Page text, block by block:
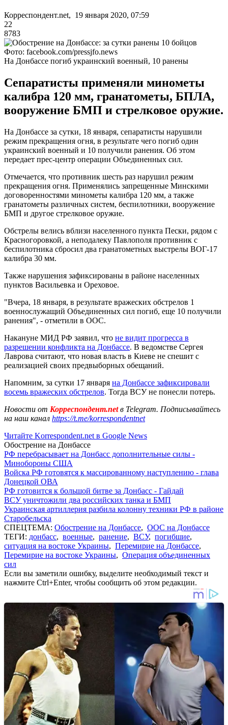
Корреспондент.net, 19 января 2020, 07:59
22
8783
Фото: facebook.com/pressjfo.news
На Донбассе погиб украинский военный, 10 ранены
Сепаратисты применяли минометы
калибра 120 мм, гранатометы, БПЛА,
вооружение БМП и стрелковое оружие.
На Донбассе за сутки, 18 января, сепаратисты нарушили
режим прекращения огня, в результате чего погиб один
украинский военный и 10 получили ранения. Об этом
передает прес-центр операции Объединенных сил.
Отмечается, что противник шесть раз нарушил режим
прекращения огня. Применялись запрещенные Минскими
договоренностями минометы калибра 120 мм, а также
гранатометы различных систем, беспилотники, вооружение
БМП и другое стрелковое оружие.
Обстрелы велись вблизи населенного пункта Пески, рядом с
Красногоровкой, а неподалеку Павлополя противник с
беспилотника сбросил два гранатометных выстрелы ВОГ-17
калибра 30 мм.
Также нарушения зафиксированы в районе населенных
пунктов Васильевка и Ореховое.
"Вчера, 18 января, в результате вражеских обстрелов 1
военнослужащий Объединенных сил погиб, еще 10 получили
ранения", - отметили в ООС.
Накануне МИД РФ заявил, что не видит прогресса в
разрешении конфликта на Донбассе. В ведомстве Сергея
Лаврова считают, что новая власть в Киеве не спешит с
реализацией своих предвыборных обещаний.
Напомним, за сутки 17 января на Донбассе зафиксировали
восемь вражеских обстрелов. Тогда ВСУ не понесли потерь.
Новости от Корреспондент.netв Telegram. Подписывайтесь
на наш канал https://t.me/korrespondentnet
Читайте Korrespondent.net в Google News
Обострение на Донбассе
РФ перебрасывает на Донбасс дополнительные силы -
Минобороны США
Войска РФ готовятся к массированному наступлению - глава
Донецкой ОВА
РФ готовится к большой битве за Донбасс - Гайдай
ВСУ уничтожили два российских танка и БМП
Украинская артиллерия разбила колонну техники РФ в районе
Старобельска
СПЕЦТЕМА: Обострение на Донбассе, ООС на Донбассе
ТЕГИ: донбасс, военные, ранение, ВСУ, погибшие,
ситуация на востоке Украины, Перемирие на Донбассе,
Перемирие на востоке Украины, Операция объединенных
сил
Если вы заметили ошибку, выделите необходимый текст и
нажмите Ctrl+Enter, чтобы сообщить об этом редакции.